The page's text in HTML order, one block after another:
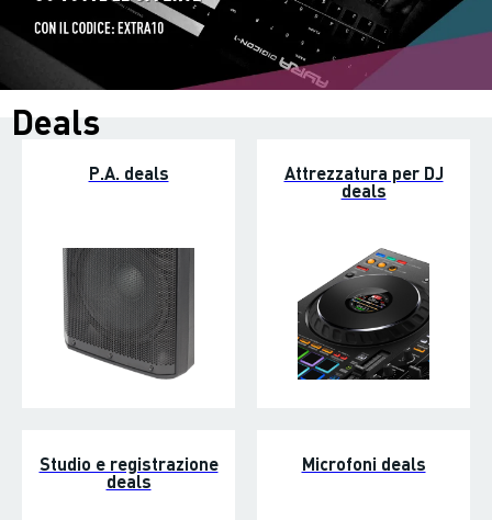
Deals
P.A. deals Attrezzatura per DJ
deals
Studio e registrazione
deals
Microfoni deals